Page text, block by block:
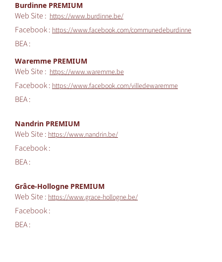
Burdinne PREMIUM
Web Site : https://www.burdinne.be/
Facebook :https://www.facebook.com/communedeburdinne
BEA :
Waremme PREMIUM
Web Site : https://www.waremme.be
Facebook :https://www.facebook.com/villedewaremme
BEA :
Nandrin PREMIUM
Web Site :https://www.nandrin.be/
Facebook :
BEA :
Grâce-Hollogne PREMIUM
Web Site :https://www.grace-hollogne.be/
Facebook :
BEA :